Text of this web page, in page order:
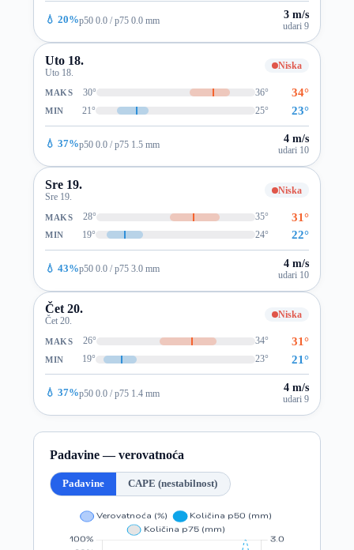
💧 20%p50 0.0 / p75 0.0 mm 3 m/s
udari 9
Uto 18.
Uto 18.
Niska
MAKS 30° 36° 34°
MIN 21° 25° 23°
💧 37%p50 0.0 / p75 1.5 mm 4 m/s
udari 10
Sre 19.
Sre 19.
Niska
MAKS 28° 35° 31°
MIN 19° 24° 22°
💧 43%p50 0.0 / p75 3.0 mm 4 m/s
udari 10
Čet 20.
Čet 20.
Niska
MAKS 26° 34° 31°
MIN 19° 23° 21°
💧 37%p50 0.0 / p75 1.4 mm 4 m/s
udari 9
Padavine — verovatnoća
Padavine CAPE (nestabilnost)